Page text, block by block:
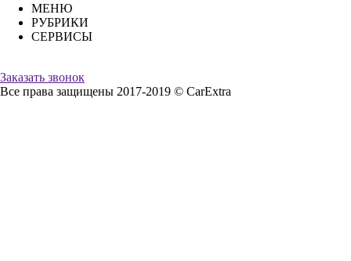
МЕНЮ
РУБРИКИ
СЕРВИСЫ
Заказать звонок
Все права защищены 2017-2019 © CarExtra